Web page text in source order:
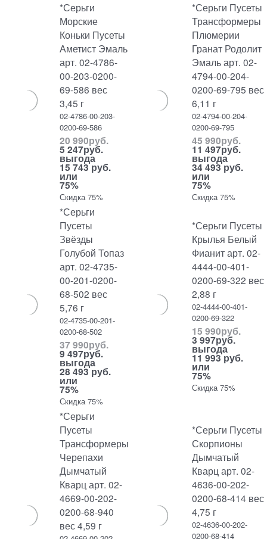
*Серьги
Морские
Коньки Пусеты
Аметист Эмаль
арт. 02-4786-
00-203-0200-
69-586 вес
3,45 г
02-4786-00-203-
0200-69-586
20 990руб.
5 247руб.
выгода
15 743 руб.
или
75%
Скидка 75%
*Серьги Пусеты
Трансформеры
Плюмерии
Гранат Родолит
Эмаль арт. 02-
4794-00-204-
0200-69-795 вес
6,11 г
02-4794-00-204-
0200-69-795
45 990руб.
11 497руб.
выгода
34 493 руб.
или
75%
Скидка 75%
*Серьги
Пусеты
Звёзды
Голубой Топаз
арт. 02-4735-
00-201-0200-
68-502 вес
5,76 г
02-4735-00-201-
0200-68-502
37 990руб.
9 497руб.
выгода
28 493 руб.
или
75%
Скидка 75%
*Серьги Пусеты
Крылья Белый
Фианит арт. 02-
4444-00-401-
0200-69-322 вес
2,88 г
02-4444-00-401-
0200-69-322
15 990руб.
3 997руб.
выгода
11 993 руб.
или
75%
Скидка 75%
*Серьги
Пусеты
Трансформеры
Черепахи
Дымчатый
Кварц арт. 02-
4669-00-202-
0200-68-940
вес 4,59 г
*Серьги Пусеты
Скорпионы
Дымчатый
Кварц арт. 02-
4636-00-202-
0200-68-414 вес
4,75 г
02-4636-00-202-
0200-68-414